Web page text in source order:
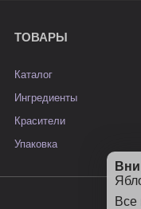
Все
ТОВАРЫ
Каталог
Ингредиенты
Красители
Упаковка